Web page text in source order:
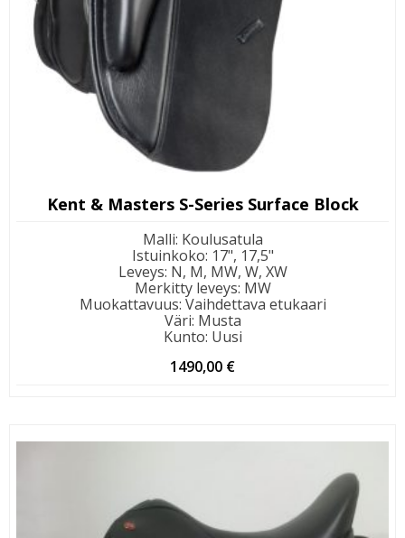
Kent & Masters S-Series Surface Block
Malli: Koulusatula
Istuinkoko: 17", 17,5"
Leveys: N, M, MW, W, XW
Merkitty leveys: MW
Muokattavuus: Vaihdettava etukaari
Väri: Musta
Kunto: Uusi
1490,00 €